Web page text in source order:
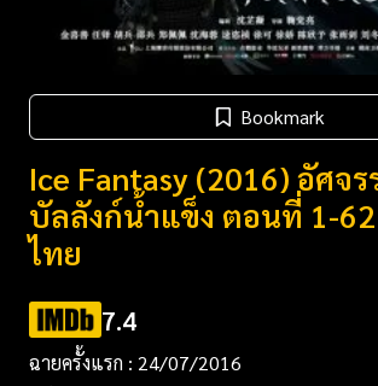
Bookmark
Ice Fantasy (2016) อัศจ
บัลลังก์น้ำแข็ง ตอนที่ 1-
ไทย
7.4
ฉายครั้งแรก : 24/07/2016